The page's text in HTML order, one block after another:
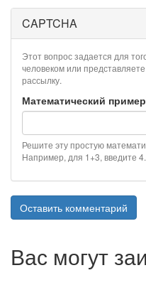
CAPTCHA
Этот вопрос задается для
человеком или
рассылку.
Математический пример
Решите эту простую
Например, для 1+3, введите 4.
Оставить комментарий
Вас могут